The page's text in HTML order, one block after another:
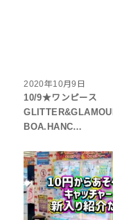
2020年10月9日
10/9★ワンピース
BOA.HANC…